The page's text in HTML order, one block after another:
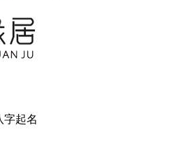
字起名